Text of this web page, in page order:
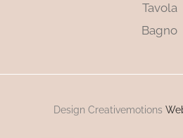
Tavola
Bagno
Design Creativemotions